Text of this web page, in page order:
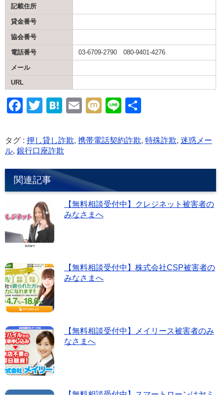
記載住所
貸金番号
協会番号
電話番号 03-6709-2790 080-9401-4276
メール
URL
F
c
e
b
o
k
T
tt
er
H
e
n
a
E
ail
M Li
e
タグ : 押し貸し詐欺, 携帯電話契約詐欺, 特殊詐欺, 迷惑メー
ル, 銀行口座詐欺
関連記事
【無料相談受付中】クレジネット被害者の
みなさまへ
【無料相談受付中】株式会社CSP被害者の
みなさまへ
【無料相談受付中】メイリース被害者のみ
なさまへ